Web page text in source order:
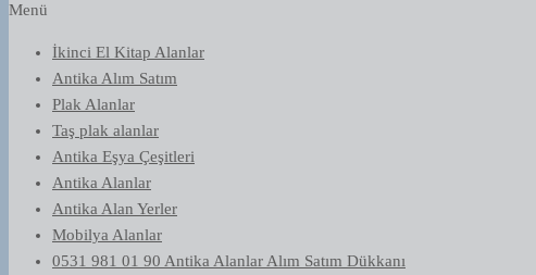
Menü
İkinci El Kitap Alanlar
Antika Alım Satım
Plak Alanlar
Taş plak alanlar
Antika Eşya Çeşitleri
Antika Alanlar
Antika Alan Yerler
Mobilya Alanlar
0531 981 01 90 Antika Alanlar Alım Satım Dükkanı